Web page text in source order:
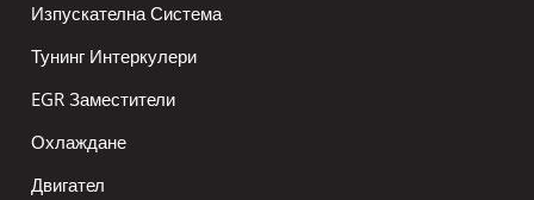
Изпускателна Система
Тунинг Интеркулери
EGR Заместители
Охлаждане
Двигател